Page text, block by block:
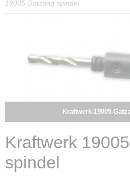
19005 Gatzaag spindel
Kraftwerk-19005-
Kraftwerk
spindel